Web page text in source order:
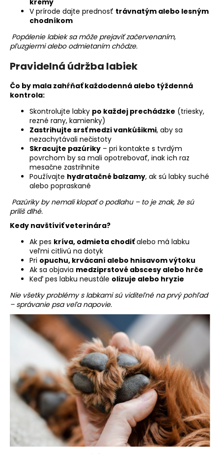
V prírode dajte prednosť trávnatým alebo lesným
chodníkom
Popálenie labiek sa môže prejaviť začervenaním,
pľuzgiermi alebo odmietaním chôdze.
Pravidelná údržba labiek
Čo by mala zahŕňať každodenná alebo týždenná
kontrola:
Skontrolujte labky po každej prechádzke (triesky,
rezné rany, kamienky)
Zastrihujte srsť medzi vankúšikmi, aby sa
nezachytávali nečistoty
Skracujte pazúriky – pri kontakte s tvrdým
povrchom by sa mali opotrebovať, inak ich raz
mesačne zastrihnite
Používajte hydratačné balzamy, ak sú labky suché
alebo popraskané
Pazúriky by nemali klopať o podlahu – to je znak, že sú
príliš dlhé.
Kedy navštíviť veterinára?
Ak pes kríva, odmieta chodiťalebo má labku
veľmi citlivú na dotyk
Pri opuchu, krvácaní alebo hnisavom výtoku
Ak sa objavia medziprstové abscesy alebo hrče
Keď pes labku neustále olizuje alebo hryzie
Nie všetky problémy s labkami sú viditeľné na prvý pohľad
– správanie psa veľa napovie.